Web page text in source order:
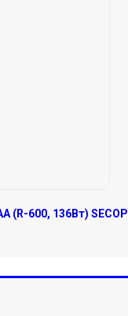
(R-600, 136Вт) SECOP